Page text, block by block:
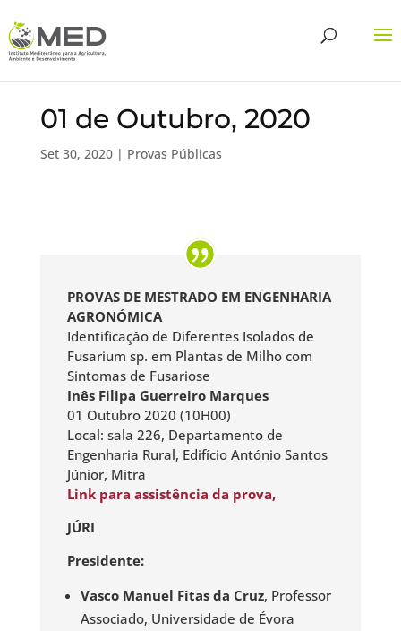
01 de Outubro, 2020
Set 30, 2020| Provas Públicas
PROVAS DE MESTRADO EM ENGENHARIA
AGRONÓMICA
Identificaçâo de Diferentes Isolados de
Fusarium sp. em Plantas de Milho com
Sintomas de Fusariose
Inês Filipa Guerreiro Marques
01 Outubro 2020 (10H00)
Local: sala 226, Departamento de
Engenharia Rural, Edifício António Santos
Júnior, Mitra
Link para assistência da prova,
JÚRI
Presidente:
Vasco Manuel Fitas da Cruz, Professor
Associado, Universidade de Évora